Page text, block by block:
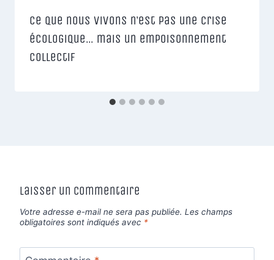
Ce que nous vivons n’est pas une crise
écologique… mais un empoisonnement
collectif
Laisser un commentaire
Votre adresse e-mail ne sera pas publiée. Les champs
obligatoires sont indiqués avec *